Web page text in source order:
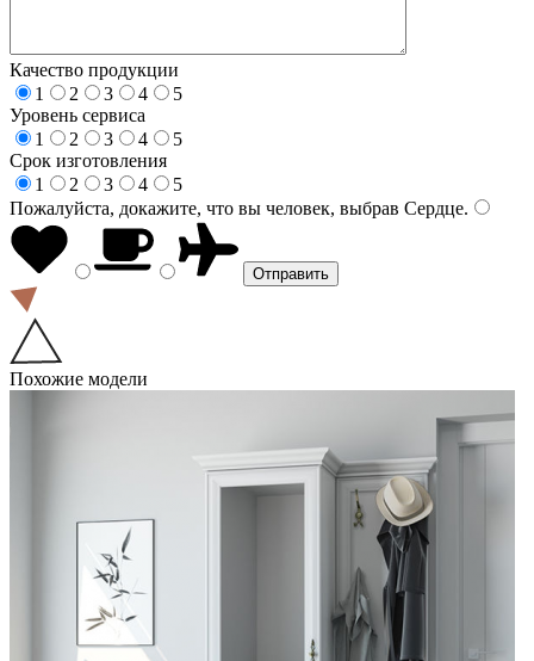
Качество продукции
1
2 3 4
5
Уровень сервиса
1
2 3 4
5
Срок изготовления
1
2 3 4
5
Пожалуйста, докажите, что вы человек, выбрав Сердце.
Похожие модели